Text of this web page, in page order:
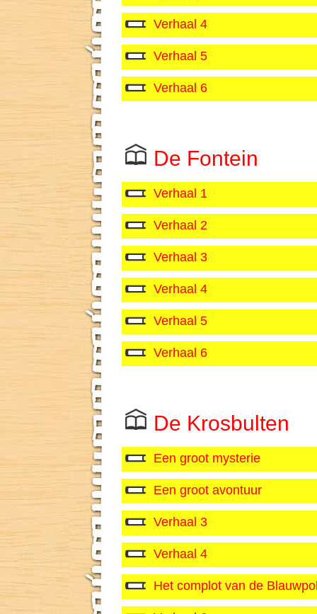
Verhaal 4
Verhaal 5
Verhaal 6
De Fontein
Verhaal 1
Verhaal 2
Verhaal 3
Verhaal 4
Verhaal 5
Verhaal 6
De Krosbulten
Een groot mysterie
Een groot avontuur
Verhaal 3
Verhaal 4
Het complot van de